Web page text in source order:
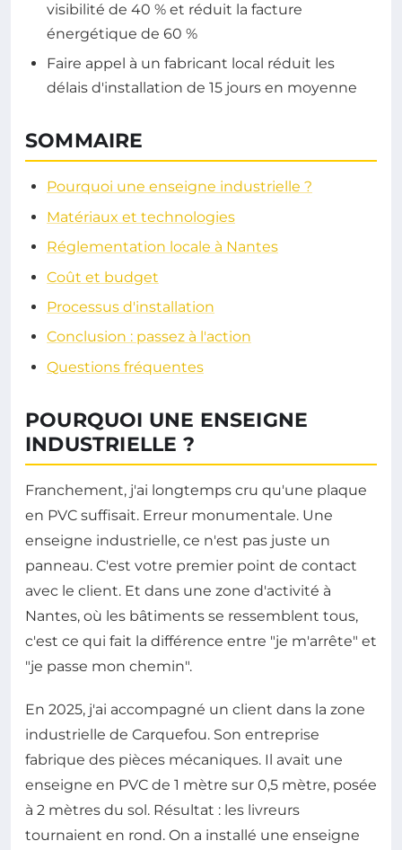
visibilité de 40 % et réduit la facture
énergétique de 60 %
Faire appel à un fabricant local réduit les
délais d'installation de 15 jours en moyenne
SOMMAIRE
Pourquoi une enseigne industrielle ?
Matériaux et technologies
Réglementation locale à Nantes
Coût et budget
Processus d'installation
Conclusion : passez à l'action
Questions fréquentes
POURQUOI UNE ENSEIGNE
INDUSTRIELLE ?
Franchement, j'ai longtemps cru qu'une plaque
en PVC suffisait. Erreur monumentale. Une
enseigne industrielle, ce n'est pas juste un
panneau. C'est votre premier point de contact
avec le client. Et dans une zone d'activité à
Nantes, où les bâtiments se ressemblent tous,
c'est ce qui fait la différence entre "je m'arrête" et
"je passe mon chemin".
En 2025, j'ai accompagné un client dans la zone
industrielle de Carquefou. Son entreprise
fabrique des pièces mécaniques. Il avait une
enseigne en PVC de 1 mètre sur 0,5 mètre, posée
à 2 mètres du sol. Résultat : les livreurs
tournaient en rond. On a installé une enseigne